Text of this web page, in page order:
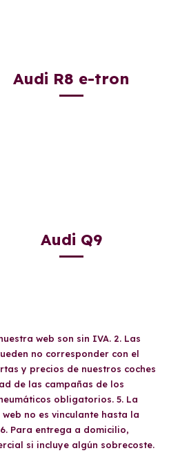
Audi R8 e-tron
Audi Q9
web son sin IVA. 2. Las
no corresponder con el
y precios de nuestros coches
de las campañas de los
obligatorios. 5. La
no es vinculante hasta la
Para entrega a domicilio,
si incluye algún sobrecoste.